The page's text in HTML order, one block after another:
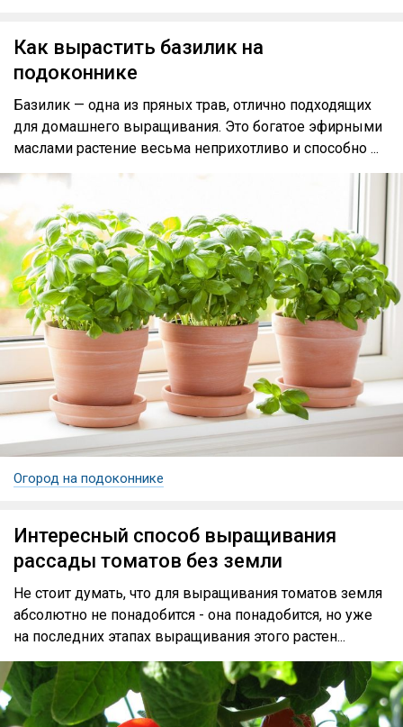
Как вырастить базилик на
подоконнике
Базилик — одна из пряных трав, отлично подходящих
для домашнего выращивания. Это богатое эфирными
маслами растение весьма неприхотливо и способно ...
Огород на подоконнике
Интересный способ выращивания
рассады томатов без земли
Не стоит думать, что для выращивания томатов земля
абсолютно не понадобится - она понадобится, но уже
на последних этапах выращивания этого растен...